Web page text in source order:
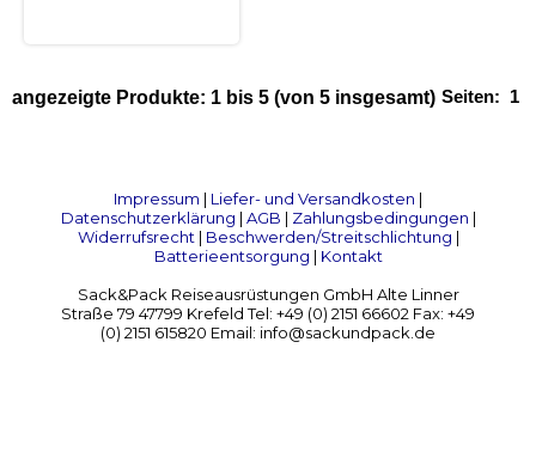
Seiten: 1
angezeigte Produkte: 1 bis 5 (von 5 insgesamt)
Impressum | Liefer- und Versandkosten |
Datenschutzerklärung | AGB | Zahlungsbedingungen |
Widerrufsrecht| Beschwerden/Streitschlichtung |
Batterieentsorgung | Kontakt
Sack&Pack Reiseausrüstungen GmbH Alte Linner
Straße 79 47799 Krefeld Tel: +49 (0) 2151 66602 Fax: +49
(0) 2151 615820 Email: info@sackundpack.de